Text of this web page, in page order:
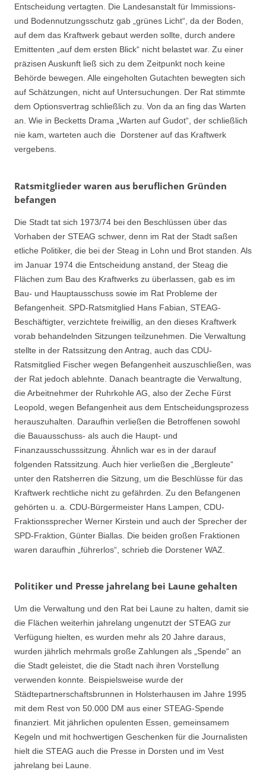
Entscheidung vertagten. Die Landesanstalt für Immissions-
und Bodennutzungsschutz gab „grünes Licht“, da der Boden,
auf dem das Kraftwerk gebaut werden sollte, durch andere
Emittenten „auf dem ersten Blick“ nicht belastet war. Zu einer
präzisen Auskunft ließ sich zu dem Zeitpunkt noch keine
Behörde bewegen. Alle eingeholten Gutachten bewegten sich
auf Schätzungen, nicht auf Untersuchungen. Der Rat stimmte
dem Optionsvertrag schließlich zu. Von da an fing das Warten
an. Wie in Becketts Drama „Warten auf Gudot“, der schließlich
nie kam, warteten auch die Dorstener auf das Kraftwerk
vergebens.
Ratsmitglieder waren aus beruflichen Gründen
befangen
Die Stadt tat sich 1973/74 bei den Beschlüssen über das
Vorhaben der STEAG schwer, denn im Rat der Stadt saßen
etliche Politiker, die bei der Steag in Lohn und Brot standen. Als
im Januar 1974 die Entscheidung anstand, der Steag die
Flächen zum Bau des Kraftwerks zu überlassen, gab es im
Bau- und Hauptausschuss sowie im Rat Probleme der
Befangenheit. SPD-Ratsmitglied Hans Fabian, STEAG-
Beschäftigter, verzichtete freiwillig, an den dieses Kraftwerk
vorab behandelnden Sitzungen teilzunehmen. Die Verwaltung
stellte in der Ratssitzung den Antrag, auch das CDU-
Ratsmitglied Fischer wegen Befangenheit auszuschließen, was
der Rat jedoch ablehnte. Danach beantragte die Verwaltung,
die Arbeitnehmer der Ruhrkohle AG, also der Zeche Fürst
Leopold, wegen Befangenheit aus dem Entscheidungsprozess
herauszuhalten. Daraufhin verließen die Betroffenen sowohl
die Bauausschuss- als auch die Haupt- und
Finanzausschusssitzung. Ähnlich war es in der darauf
folgenden Ratssitzung. Auch hier verließen die „Bergleute“
unter den Ratsherren die Sitzung, um die Beschlüsse für das
Kraftwerk rechtliche nicht zu gefährden. Zu den Befangenen
gehörten u. a. CDU-Bürgermeister Hans Lampen, CDU-
Fraktionssprecher Werner Kirstein und auch der Sprecher der
SPD-Fraktion, Günter Biallas. Die beiden großen Fraktionen
waren daraufhin „führerlos“, schrieb die Dorstener WAZ.
Politiker und Presse jahrelang bei Laune gehalten
Um die Verwaltung und den Rat bei Laune zu halten, damit sie
die Flächen weiterhin jahrelang ungenutzt der STEAG zur
Verfügung hielten, es wurden mehr als 20 Jahre daraus,
wurden jährlich mehrmals große Zahlungen als „Spende“ an
die Stadt geleistet, die die Stadt nach ihren Vorstellung
verwenden konnte. Beispielsweise wurde der
Städtepartnerschaftsbrunnen in Holsterhausen im Jahre 1995
mit dem Rest von 50.000 DM aus einer STEAG-Spende
finanziert. Mit jährlichen opulenten Essen, gemeinsamem
Kegeln und mit hochwertigen Geschenken für die Journalisten
hielt die STEAG auch die Presse in Dorsten und im Vest
jahrelang bei Laune.